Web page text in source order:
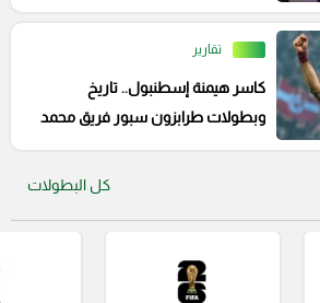
تقارير
كاسر هيمنة إسطنبول.. تاريخ
وبطولات طرابزون سبور فريق محمد
كل البطولات